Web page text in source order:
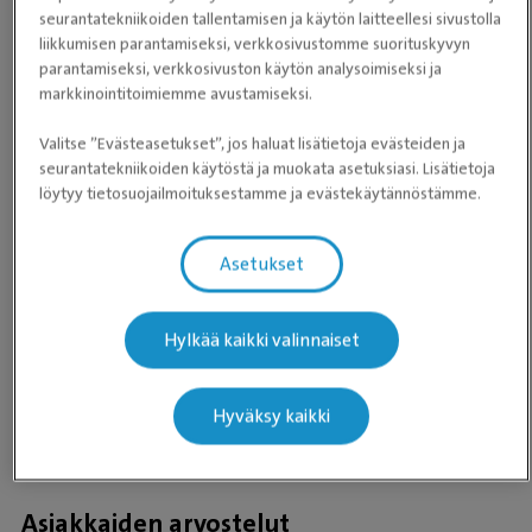
ma-pe klo 7.30–20.00
0300 484 664
(0,59 €/min + pvm/mpm)
Maanantai
Avoinna 24 h
Tiistai
Avoinna 24 h
Perjantai
Avoinna 24 h
Asiakkaiden arvostelut
seurantatekniikoiden tallentamisen ja käytön laitteellesi sivustolla
liikkumisen parantamiseksi, verkkosivustomme suorituskyvyn
parantamiseksi, verkkosivuston käytön analysoimiseksi ja
markkinointitoimiemme avustamiseksi.
Valitse ”Evästeasetukset”, jos haluat lisätietoja evästeiden ja
seurantatekniikoiden käytöstä ja muokata asetuksiasi. Lisätietoja
löytyy tietosuojailmoituksestamme ja evästekäytännöstämme.
Asetukset
Hylkää kaikki valinnaiset
Hyväksy kaikki